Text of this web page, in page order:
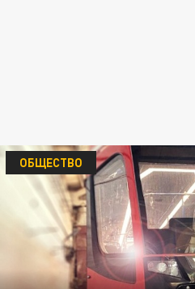
ОБЩЕСТВО